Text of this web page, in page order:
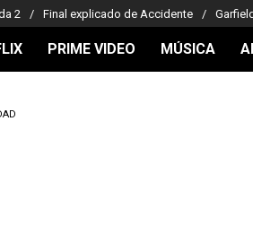
2 Final explicado de Accidente
PRIME VIDEO MÚSICA